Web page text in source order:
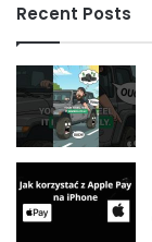
Recent Posts